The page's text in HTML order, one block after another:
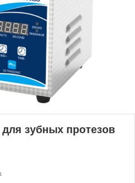
для зубных протезов